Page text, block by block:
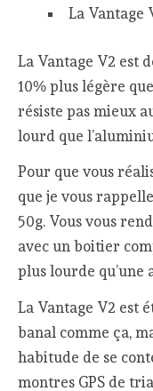
La Vantage
La Vantage V2 est
10% plus légère
résiste pas mieux
lourd que
Pour que vous
que je vous
50g. Vous vous
avec un boitier
plus lourde qu’une
La Vantage V2 est
banal comme ça,
habitude de se
montres GPS de